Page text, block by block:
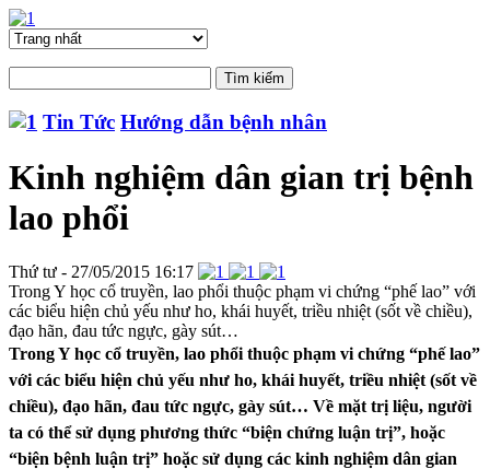
Tin Tức Hướng dẫn bệnh nhân
Kinh nghiệm dân gian trị bệnh
lao phổi
Thứ tư - 27/05/2015 16:17
Trong Y học cổ truyền, lao phổi thuộc phạm vi chứng “phế lao” với
các biểu hiện chủ yếu như ho, khái huyết, triều nhiệt (sốt về chiều),
đạo hãn, đau tức ngực, gày sút…
Trong Y học cổ truyền, lao phổi thuộc phạm vi chứng “phế lao”
với các biểu hiện chủ yếu như ho, khái huyết, triều nhiệt (sốt về
chiều), đạo hãn, đau tức ngực, gày sút… Về mặt trị liệu, người
ta có thể sử dụng phương thức “biện chứng luận trị”, hoặc
“biện bệnh luận trị” hoặc sử dụng các kinh nghiệm dân gian